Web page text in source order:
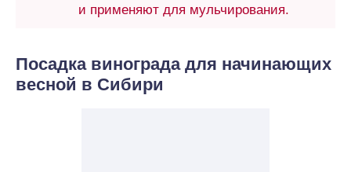
и применяют для мульчирования.
Посадка винограда для начинающих
весной в Сибири